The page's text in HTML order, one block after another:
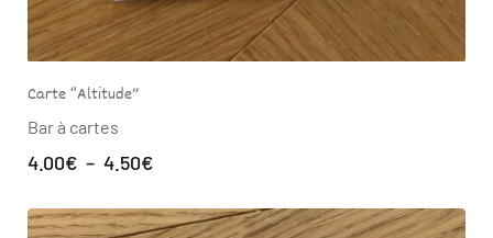
Carte “Altitude”
Bar à cartes
4.00€ – 4.50€